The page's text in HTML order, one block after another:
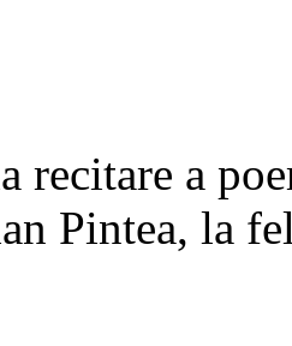
recitare a
Pintea, la